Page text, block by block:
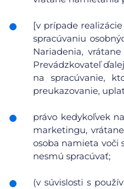
[v prípade
spracúvaniu
Nariadenia,
Prevádzkovateľ
na spracúvanie,
preukazovanie,
právo kedykoľvek
marketingu,
osoba namieta voči
nesmú spracúvať;
(v súvislosti s